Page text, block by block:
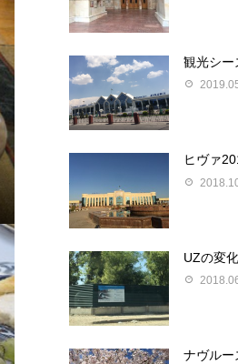
観光シ
ヒヴァ
UZの変
ナヴルー